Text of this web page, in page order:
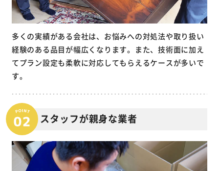
多くの実績がある会社は、お悩みへの対処法や取り扱い
経験のある品目が幅広くなります。また、技術面に加え
てプラン設定も柔軟に対応してもらえるケースが多いで
す。
スタッフが親身な業者